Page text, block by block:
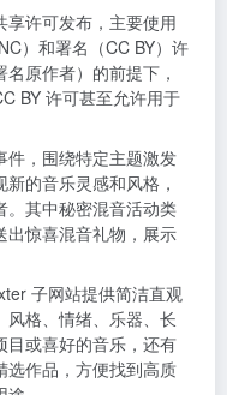
享许可发布，主要使用
）和署名（CC BY）许
原作者）的前提下，
BY 许可甚至允许用于
件，围绕特定主题激发
的音乐灵感和风格，
。其中秘密混音活动类
出惊喜混音礼物，展示
子网站提供简洁直观
风格、情绪、乐器、长
目或喜好的音乐，还有
选作品，方便找到高质